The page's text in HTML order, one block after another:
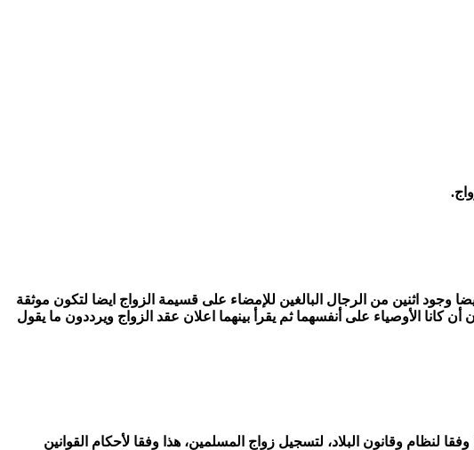
وجود اثنين من الرجال البالغين للإمضاء على قسيمة الزواج ايضا لتكون موثقة
كانا الأوصياء على أنفسهما ثم يقرأ بينهما اعلان عقد الزواج ويرددون ما يقول
وقانون البلاد، لتسجيل زواج المسلمين، هذا وفقا لأحكام القوانين